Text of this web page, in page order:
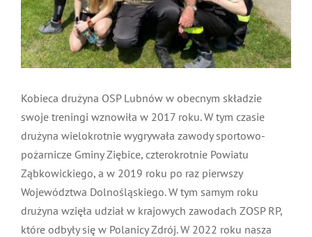
Symbole
Media
MDP i DDP
OTWP
PNWM
Kultura
Orkiestry
Sport
Floriany
Historia
System OSP
Forum
Poradnik
Sklep
Kobieca drużyna OSP Lubnów w obecnym składzie
swoje treningi wznowiła w 2017 roku. W tym czasie
drużyna wielokrotnie wygrywała zawody sportowo-
pożarnicze Gminy Ziębice, czterokrotnie Powiatu
Ząbkowickiego, a w 2019 roku po raz pierwszy
Województwa Dolnośląskiego. W tym samym roku
drużyna wzięła udział w krajowych zawodach ZOSP RP,
które odbyły się w Polanicy Zdrój. W 2022 roku nasza